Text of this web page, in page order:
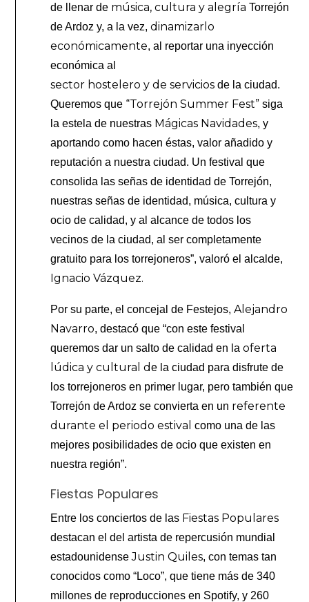
de llenar de música, cultura y alegría Torrejón
de Ardoz y, a la vez,dinamizarlo
económicamente, al reportar una inyección
económica al
sector hostelero y de servicios de la ciudad.
Queremos que “Torrejón Summer Fest” siga
la estela de nuestras Mágicas Navidades, y
aportando como hacen éstas, valor añadido y
reputación a nuestra ciudad. Un festival que
consolida las señas de identidad de Torrejón,
nuestras señas de identidad, música, cultura y
ocio de calidad, y al alcance de todos los
vecinos de la ciudad, al ser completamente
gratuito para los torrejoneros”, valoró el alcalde,
Ignacio Vázquez.
Por su parte, el concejal de Festejos,Alejandro
Navarro, destacó que “con este festival
queremos dar un salto de calidad en laoferta
lúdica y cultural de la ciudad para disfrute de
los torrejoneros en primer lugar, pero también que
Torrejón de Ardoz se convierta en un referente
durante el periodo estival como una de las
mejores posibilidades de ocio que existen en
nuestra región”.
Fiestas Populares
Entre los conciertos de las Fiestas Populares
destacan el del artista de repercusión mundial
estadounidenseJustin Quiles, con temas tan
conocidos como “Loco”, que tiene más de 340
millones de reproducciones en Spotify, y 260